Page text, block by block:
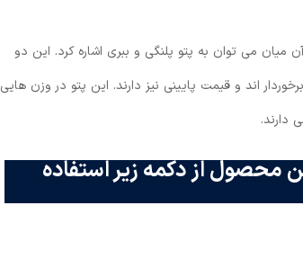
میان می توان به پتو پلنگی و ببری اشاره کرد. این دو
اند و قیمت پایینی نیز دارند. این پتو در وزن هایی
محصول از دکمه زیر استفاده